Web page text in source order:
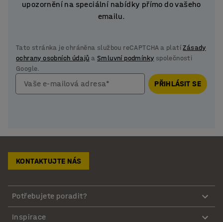
upozornění na speciální nabídky přímo do vašeho
emailu.
Tato stránka je chráněna službou reCAPTCHA a platíZásady
ochrany osobních údajů aSmluvní podmínky společnosti
Google.
Vaše e-mailová adresa* PŘIHLÁSIT SE
KONTAKTUJTE NÁS
Potřebujete poradit?
Inspirace